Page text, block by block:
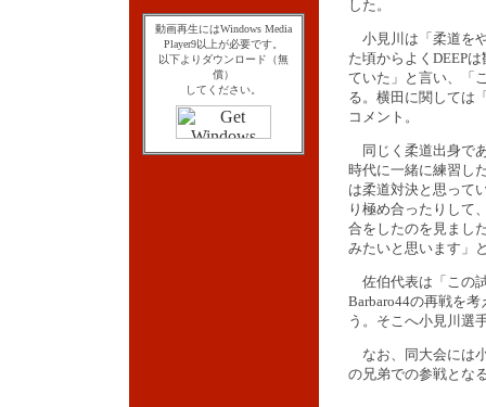
動画再生にはWindows Media
Player9以上が必要です。
以下よりダウンロード（無
償）
してください。
した。
小見川は「柔道を
た頃からよくDEEP
ていた」と言い、「
る。横田に関しては
コメント。
同じく柔道出身で
時代に一緒に練習し
は柔道対決と思って
り極め合ったりして
合をしたのを見まし
みたいと思います」
佐伯代表は「この
Barbaro44の再戦を
う。そこへ小見川選
なお、同大会には
の兄弟での参戦とな